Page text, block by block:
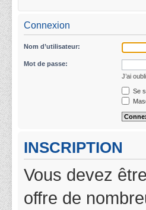
Connexion
Nom d’utilisateur:
Mot de passe:
J’ai
Se
INSCRIPTION
Vous devez
offre de